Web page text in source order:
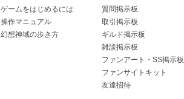
ゲームをはじめるには
操作マニュアル
幻想神域の歩き方
質問掲示板
取引掲示板
ギルド掲示板
雑談掲示板
ファンアート・SS掲示板
ファンサイトキット
友達招待